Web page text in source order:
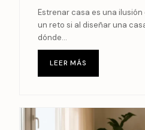
Estrenar casa es una
un reto si al diseñar una
dónde...
LEER MÁS